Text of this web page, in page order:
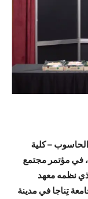
– كلية
في مؤتمر مجتمع
نظمه معهد
تِناجا في مدينة